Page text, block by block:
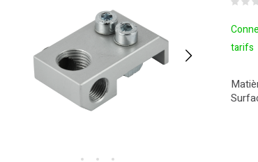
tarifs